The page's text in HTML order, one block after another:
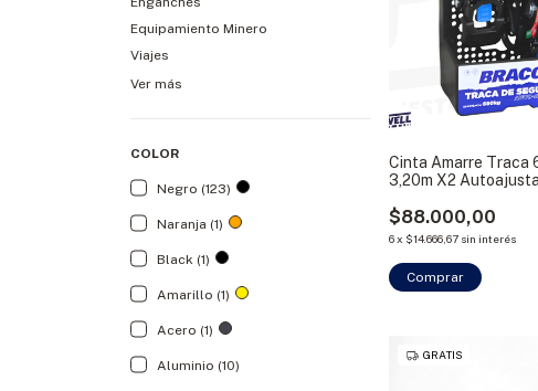
Equipamiento Minero
Viajes
Ver más
COLOR
Negro (123)
Naranja (1)
Black (1)
Amarillo (1)
Acero (1)
Aluminio (10)
Cinta Amarre Traca
3,20m X2
$88.000,00
6x $14.666,67 sin interés
Comprar
GRATIS